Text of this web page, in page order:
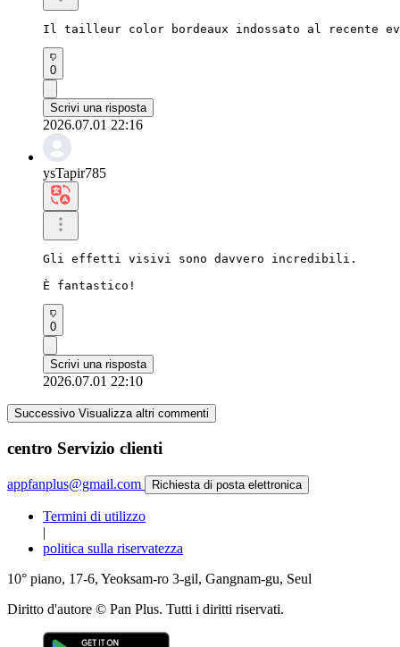
Il tailleur color bordeaux indossato al recente
0
Scrivi una risposta
2026.07.01 22:16
ysTapir785
Gli effetti visivi sono davvero incredibili.
È fantastico!
0
Scrivi una risposta
2026.07.01 22:10
Successivo Visualizza altri commenti
centro Servizio clienti
appfanplus@gmail.com Richiesta di posta elettronica
Termini di utilizzo
|
politica sulla riservatezza
10° piano, 17-6, Yeoksam-ro 3-gil, Gangnam-gu, Seul
Diritto d'autore © Pan Plus. Tutti i diritti riservati.